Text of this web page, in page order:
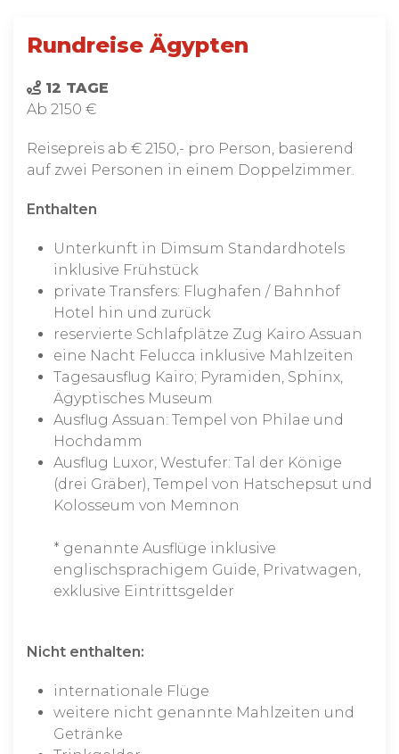
Rundreise Ägypten
12 TAGE
Ab 2150 €
Reisepreis ab € 2150,- pro Person, basierend
auf zwei Personen in einem Doppelzimmer.
Enthalten
Unterkunft in Dimsum Standardhotels
inklusive Frühstück
private Transfers: Flughafen / Bahnhof
Hotel hin und zurück
reservierte Schlafplätze Zug Kairo Assuan
eine Nacht Felucca inklusive Mahlzeiten
Tagesausflug Kairo; Pyramiden, Sphinx,
Ägyptisches Museum
Ausflug Assuan: Tempel von Philae und
Hochdamm
Ausflug Luxor, Westufer: Tal der Könige
(drei Gräber), Tempel von Hatschepsut und
Kolosseum von Memnon
* genannte Ausflüge inklusive
englischsprachigem Guide, Privatwagen,
exklusive Eintrittsgelder
Nicht enthalten:
internationale Flüge
weitere nicht genannte Mahlzeiten und
Getränke